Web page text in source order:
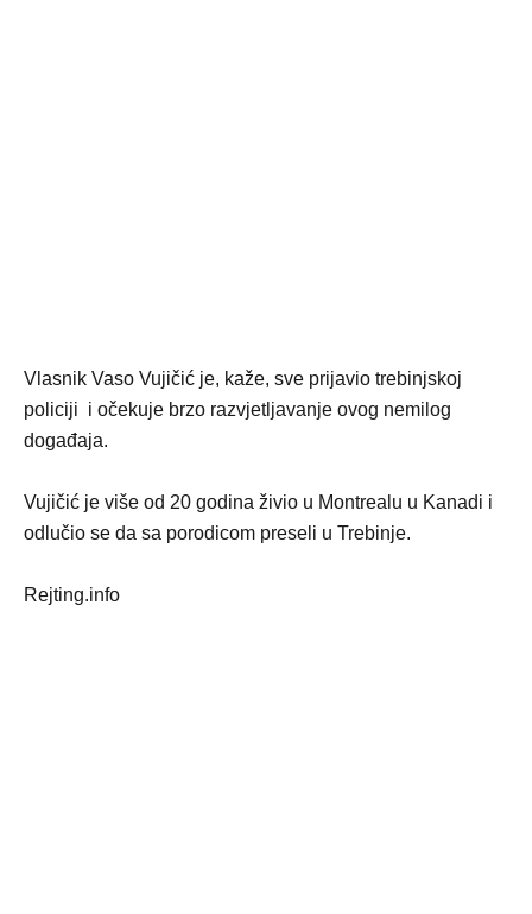
Vlasnik Vaso Vujičić je, kaže, sve prijavio trebinjskoj
policiji i očekuje brzo razvjetljavanje ovog nemilog
događaja.
Vujičić je više od 20 godina živio u Montrealu u Kanadi i
odlučio se da sa porodicom preseli u Trebinje.
Rejting.info